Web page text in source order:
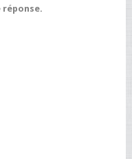
réponse.